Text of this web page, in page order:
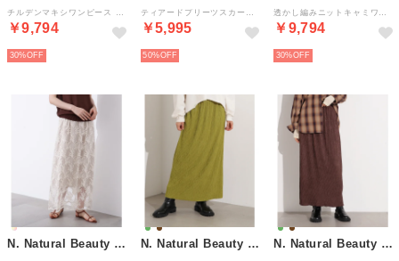
￥9,794
30%
￥5,995
50%
￥9,794
30%
N. Natural Beauty Basic* N. Natural Beauty Basic* N. Natural Beauty Basic*